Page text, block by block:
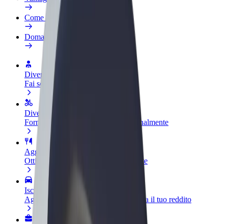
Come aderire
Domande Frequenti
Diventa un driver
Fai soldi alle tue condizioni
Diventa un autista Bolt
Fornisci cibo e ricevi pagato settimanalmente
Aggiungi il tuo ristorante o negozio
Ottieni più clienti e aumenta le vendite
Iscriviti come proprietario della flotta
Aggiungi la tua flotta a Bolt e aumenta il tuo reddito